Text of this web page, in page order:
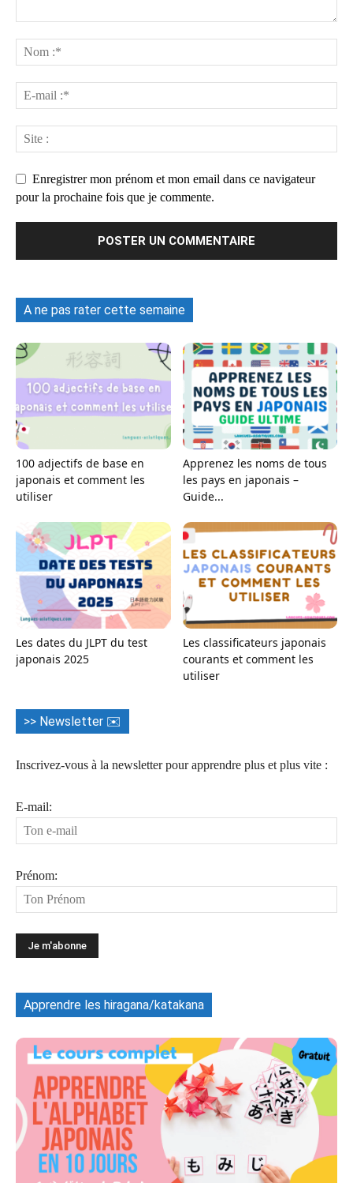
Enregistrer mon prénom et mon email dans ce navigateur
pour la prochaine fois que je commente.
A ne pas rater cette semaine
100 adjectifs de base en
japonais et comment les
utiliser
Apprenez les noms de tous
les pays en japonais –
Guide...
Les dates du JLPT du test
japonais 2025
Les classificateurs japonais
courants et comment les
utiliser
>> Newsletter ✉️
Inscrivez-vous à la newsletter pour apprendre plus et plus vite :
E-mail:
Prénom:
Apprendre les hiragana/katakana